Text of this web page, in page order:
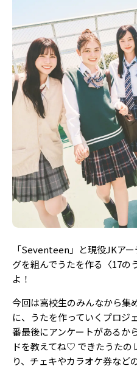
ST
新規会員登録・
「Seventeen」と現役JKア
グを組んでうたを作る〈17の
よ！
今回は高校生のみんなから集
に、うたを作っていくプロジ
番最後にアンケートがあるか
ドを教えてね♡ できたうたの
り、チェキやカラオケ券など